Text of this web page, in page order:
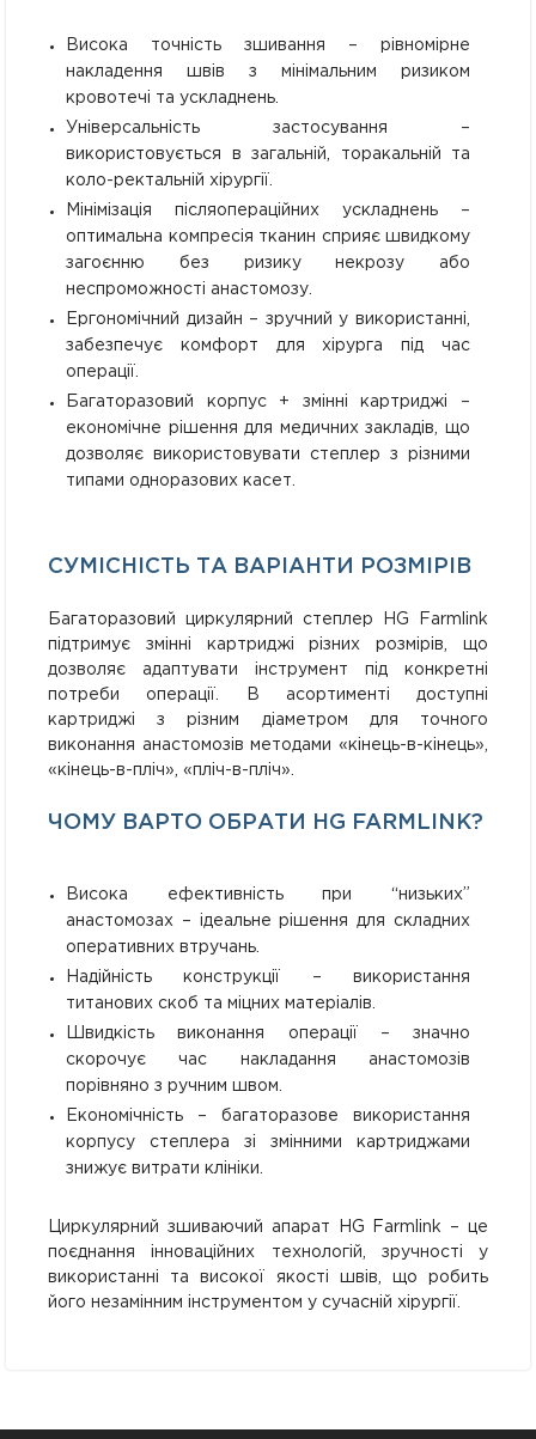
Висока точність зшивання – рівномірне
накладення швів з мінімальним ризиком
кровотечі та ускладнень.
Універсальність застосування –
використовується в загальній, торакальній та
коло-ректальній хірургії.
Мінімізація післяопераційних ускладнень –
оптимальна компресія тканин сприяє швидкому
загоєнню без ризику некрозу або
неспроможності анастомозу.
Ергономічний дизайн – зручний у використанні,
забезпечує комфорт для хірурга під час
операції.
Багаторазовий корпус + змінні картриджі –
економічне рішення для медичних закладів, що
дозволяє використовувати степлер з різними
типами одноразових касет.
СУМІСНІСТЬ ТА ВАРІАНТИ РОЗМІРІВ
Багаторазовий циркулярний степлер HG Farmlink
підтримує змінні картриджі різних розмірів, що
дозволяє адаптувати інструмент під конкретні
потреби операції. В асортименті доступні
картриджі з різним діаметром для точного
виконання анастомозів методами «кінець-в-кінець»,
«кінець-в-пліч», «пліч-в-пліч».
ЧОМУ ВАРТО ОБРАТИ HG FARMLINK?
Висока ефективність при “низьких”
анастомозах – ідеальне рішення для складних
оперативних втручань.
Надійність конструкції – використання
титанових скоб та міцних матеріалів.
Швидкість виконання операції – значно
скорочує час накладання анастомозів
порівняно з ручним швом.
Економічність – багаторазове використання
корпусу степлера зі змінними картриджами
знижує витрати клініки.
Циркулярний зшиваючий апарат HG Farmlink – це
поєднання інноваційних технологій, зручності у
використанні та високої якості швів, що робить
його незамінним інструментом у сучасній хірургії.